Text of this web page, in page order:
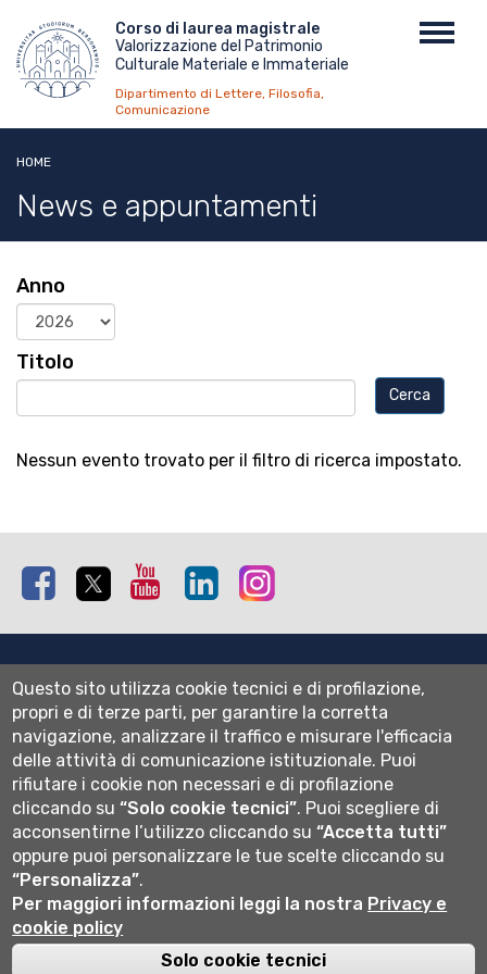
contenuto
principale
Menu
top
Corso di laurea magistrale
Valorizzazione del Patrimonio
Culturale Materiale e Immateriale
Dipartimento di Lettere, Filosofia,
Comunicazione
HOME
News e appuntamenti
Anno
Anno
Titolo
Nessun evento trovato per il filtro di ricerca impostato.
Facebook Twitter Youtube Linkedin
Normativa cookie
Informativa privacy
Cookie settings
Wi-fi
Webmail
Università degli studi di Bergamo
via Salvecchio 19
Cod. Fiscale 80004350163
Questo sito utilizza cookie tecnici e di profilazione,
propri e di terze parti, per garantire la corretta
navigazione, analizzare il traffico e misurare l'efficacia
delle attività di comunicazione istituzionale. Puoi
rifiutare i cookie non necessari e di profilazione
cliccando su“Solo cookie tecnici”. Puoi scegliere di
acconsentirne l’utilizzo cliccando su“Accetta tutti”
oppure puoi personalizzare le tue scelte cliccando su
“Personalizza”.
Per maggiori informazioni leggi la nostra Privacy e
cookie policy
Solo cookie tecnici